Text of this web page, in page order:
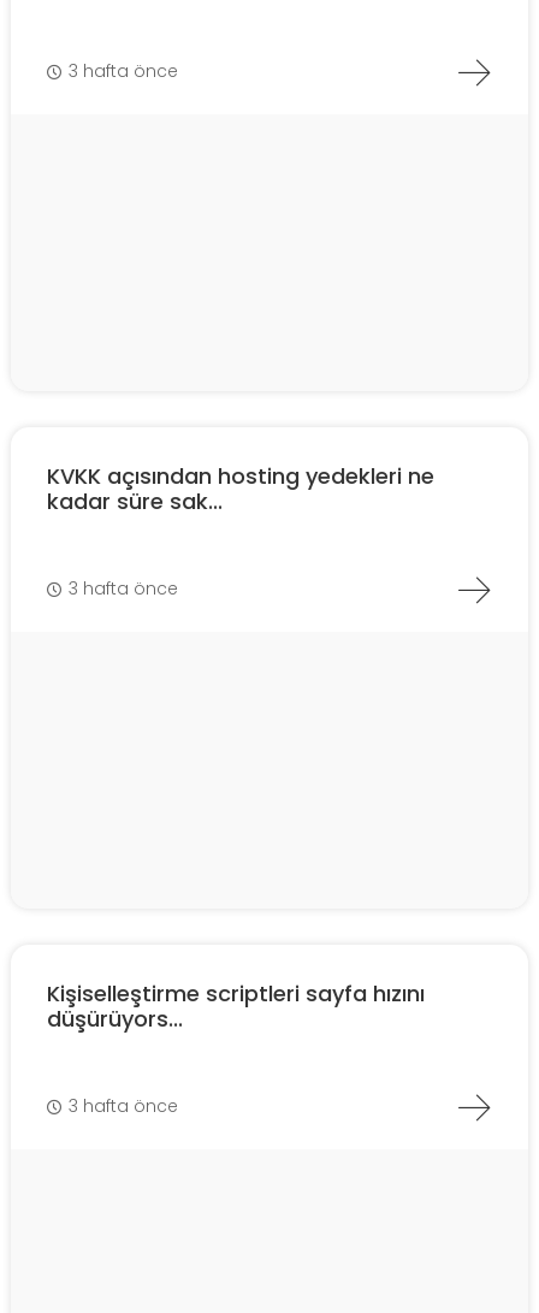
3 hafta önce
KVKK açısından hosting yedekleri ne
kadar süre sak...
3 hafta önce
Kişiselleştirme scriptleri sayfa hızını
düşürüyors...
3 hafta önce